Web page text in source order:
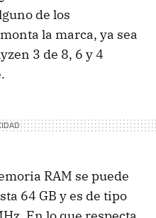
de los
la marca, ya sea
3 de 8, 6 y 4
RAM se puede
64 GB y es de tipo